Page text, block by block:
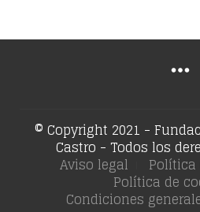
ERA: ES:
© Copyright 2021 -
Castro - Todos los
Aviso legal
Política de
Condiciones